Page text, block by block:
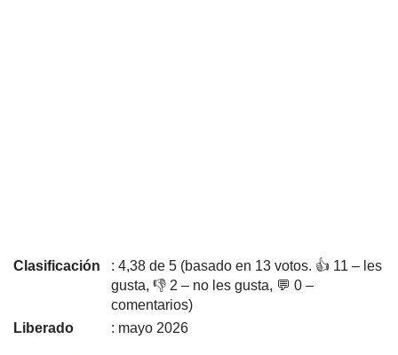
Clasificación
: 4,38 de 5 (basado en 13 votos. 👍 11 – les
gusta, 👎 2 – no les gusta, 💬 0 –
comentarios)
Liberado
: mayo 2026